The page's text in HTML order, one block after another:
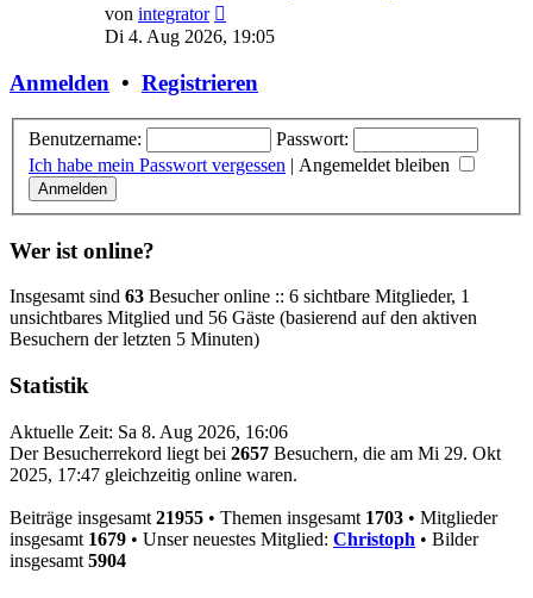
von integrator
Beitrag
Di 4. Aug 2026, 19:05
Anmelden • Registrieren
Benutzername:
Passwort:
Ich habe mein Passwort vergessen | Angemeldet bleiben
Wer ist online?
Insgesamt sind 63 Besucher online :: 6 sichtbare Mitglieder, 1
unsichtbares Mitglied und 56 Gäste (basierend auf den aktiven
Besuchern der letzten 5 Minuten)
Statistik
Aktuelle Zeit: Sa 8. Aug 2026, 16:06
Der Besucherrekord liegt bei 2657 Besuchern, die am Mi 29. Okt
2025, 17:47 gleichzeitig online waren.
Beiträge insgesamt 21955 • Themen insgesamt 1703 • Mitglieder
insgesamt 1679 • Unser neuestes Mitglied: Christoph • Bilder
insgesamt 5904